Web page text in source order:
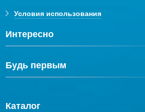
Условия использования
Интересно
Будь первым
Каталог